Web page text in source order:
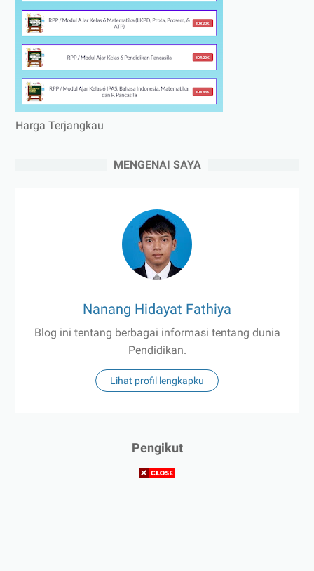
Harga Terjangkau
MENGENAI SAYA
Nanang Hidayat Fathiya
Blog ini tentang berbagai informasi tentang dunia
Pendidikan.
Lihat profil lengkapku
Pengikut